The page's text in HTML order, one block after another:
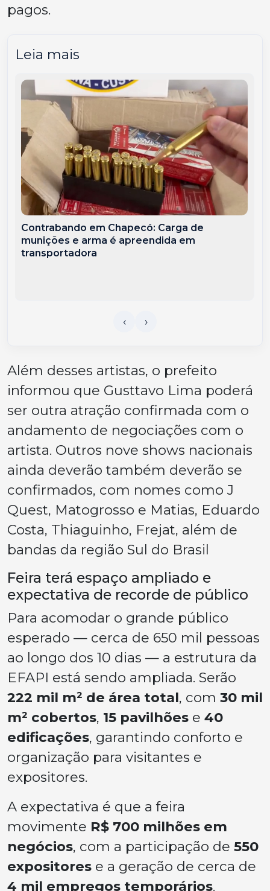
pagos.
Leia mais
Contrabando em Chapecó: Carga de
munições e arma é apreendida em
transportadora
Além desses artistas, o prefeito
informou que Gusttavo Lima poderá
ser outra atração confirmada com o
andamento de negociações com o
artista. Outros nove shows nacionais
ainda deverão também deverão se
confirmados, com nomes como J
Quest, Matogrosso e Matias, Eduardo
Costa, Thiaguinho, Frejat, além de
bandas da região Sul do Brasil
Feira terá espaço ampliado e
expectativa de recorde de público
Para acomodar o grande público
esperado — cerca de 650 mil pessoas
ao longo dos 10 dias — a estrutura da
EFAPI está sendo ampliada. Serão
222 mil m² de área total, com 30 mil
m² cobertos, 15 pavilhões e 40
edificações, garantindo conforto e
organização para visitantes e
expositores.
A expectativa é que a feira
movimente R$ 700 milhões em
negócios, com a participação de 550
expositores e a geração de cerca de
4 mil empregos temporários.